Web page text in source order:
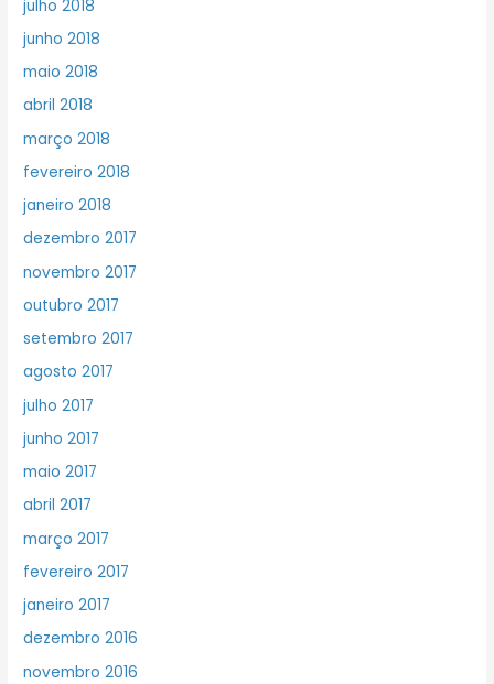
julho 2018
junho 2018
maio 2018
abril 2018
março 2018
fevereiro 2018
janeiro 2018
dezembro 2017
novembro 2017
outubro 2017
setembro 2017
agosto 2017
julho 2017
junho 2017
maio 2017
abril 2017
março 2017
fevereiro 2017
janeiro 2017
dezembro 2016
novembro 2016